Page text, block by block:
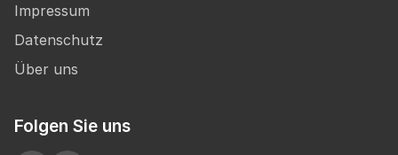
Impressum
Datenschutz
Über uns
Folgen Sie uns